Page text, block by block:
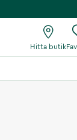
Hitta butik